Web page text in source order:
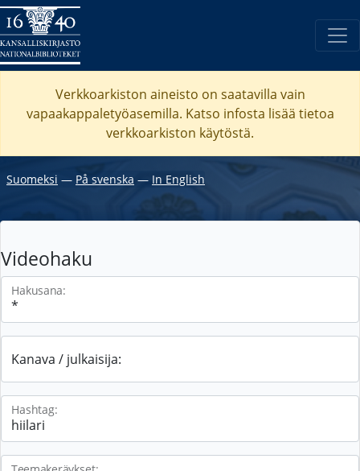
Verkkoarkiston aineisto on saatavilla vain
vapaakappaletyöasemilla. Katso infosta lisää tietoa
verkkoarkiston käytöstä.
Suomeksi ― På svenska ― In English
Videohaku
Hakusana:
Kanava / julkaisija:
Hashtag: